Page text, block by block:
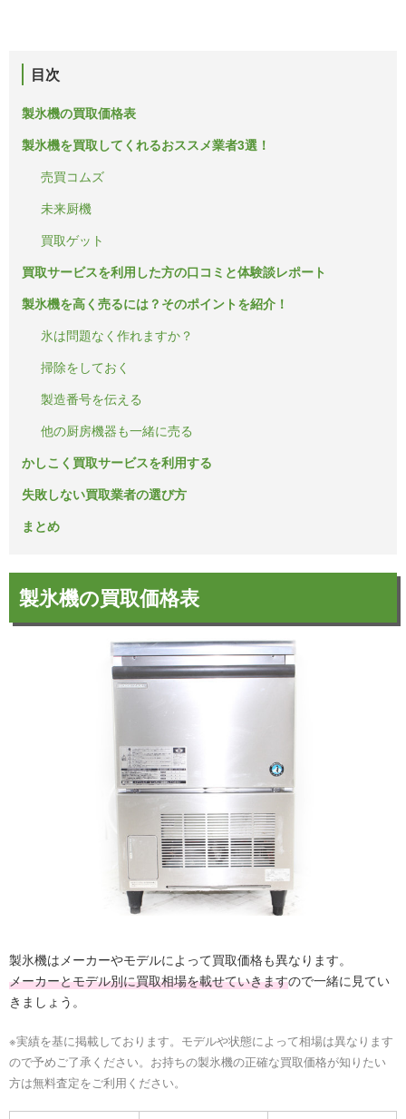
目次
製氷機の買取価格表
製氷機を買取してくれるおススメ業者3選！
売買コムズ
未来厨機
買取ゲット
買取サービスを利用した方の口コミと体験談レポート
製氷機を高く売るには？そのポイントを紹介！
氷は問題なく作れますか？
掃除をしておく
製造番号を伝える
他の厨房機器も一緒に売る
かしこく買取サービスを利用する
失敗しない買取業者の選び方
まとめ
製氷機の買取価格表
製氷機はメーカーやモデルによって買取価格も異なります。
メーカーとモデル別に買取相場を載せていきますので一緒に見てい
きましょう。
※実績を基に掲載しております。モデルや状態によって相場は異なります
ので予めご了承ください。お持ちの製氷機の正確な買取価格が知りたい
方は無料査定をご利用ください。